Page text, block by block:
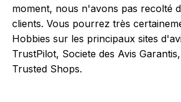
moment, nous n'avons pas recolté
clients. Vous pourrez très
Hobbies sur les principaux sites
TrustPilot, Societe des Avis
Trusted Shops.